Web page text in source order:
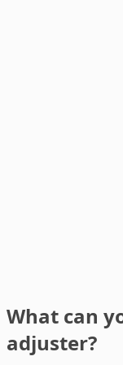
What can
adjuster?